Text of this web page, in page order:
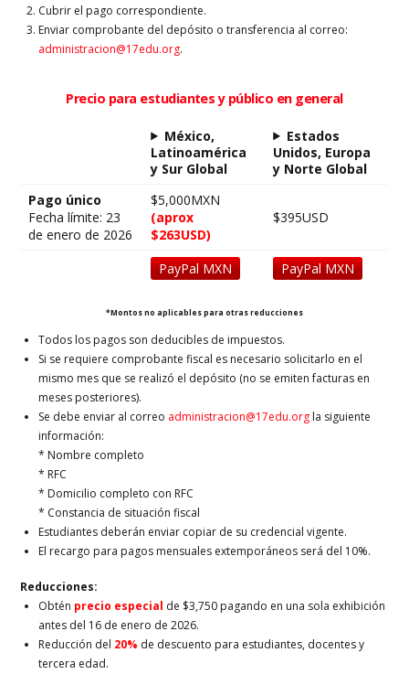
Cubrir el pago correspondiente.
Enviar comprobante del depósito o transferencia al correo:
administracion@17edu.org.
Precio para estudiantes y público en general
México,
Latinoamérica
y Sur Global
Estados
Unidos, Europa
y Norte Global
Pago único
Fecha límite: 23
de enero de 2026
$5,000MXN
(aprox
$263USD)
$395USD
PayPal MXN PayPal MXN
*Montos no aplicables para otras reducciones
Todos los pagos son deducibles de impuestos.
Si se requiere comprobante fiscal es necesario solicitarlo en el
mismo mes que se realizó el depósito (no se emiten facturas en
meses posteriores).
Se debe enviar al correo administracion@17edu.org la siguiente
información:
* Nombre completo
* RFC
* Domicilio completo con RFC
* Constancia de situación fiscal
Estudiantes deberán enviar copiar de su credencial vigente.
El recargo para pagos mensuales extemporáneos será del 10%.
Reducciones:
Obtén precio especial de $3,750 pagando en una sola exhibición
antes del 16 de enero de 2026.
Reducción del 20% de descuento para estudiantes, docentes y
tercera edad.